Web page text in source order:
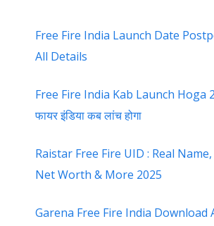
Free Fire India Launch Date
All Details
Free Fire India Kab Launch Hoga
फायर इंडिया कब लांच होगा
Raistar Free Fire UID : Real
Net Worth & More 2025
Garena Free Fire India Download